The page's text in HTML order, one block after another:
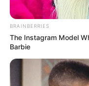
BRAINBERRIES
The Instagram Model
Barbie